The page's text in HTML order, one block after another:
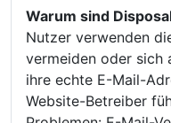
Warum sind
Nutzer verwenden
vermeiden oder sich
ihre echte E-Mail-
Website-Betreiber